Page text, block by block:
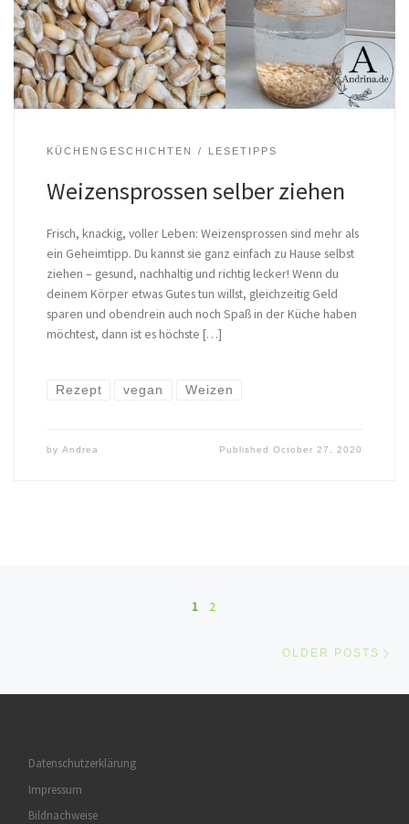
KÜCHENGESCHICHTEN LESETIPPS
Weizensprossen selber ziehen
Frisch, knackig, voller Leben: Weizensprossen sind mehr als
ein Geheimtipp. Du kannst sie ganz einfach zu Hause selbst
ziehen – gesund, nachhaltig und richtig lecker! Wenn du
deinem Körper etwas Gutes tun willst, gleichzeitig Geld
sparen und obendrein auch noch Spaß in der Küche haben
möchtest, dann ist es höchste […]
Rezept vegan Weizen
by Andrea PublishedOctober 27, 2020
1 2
OLDER POSTS
Datenschutzerklärung
Impressum
Bildnachweise